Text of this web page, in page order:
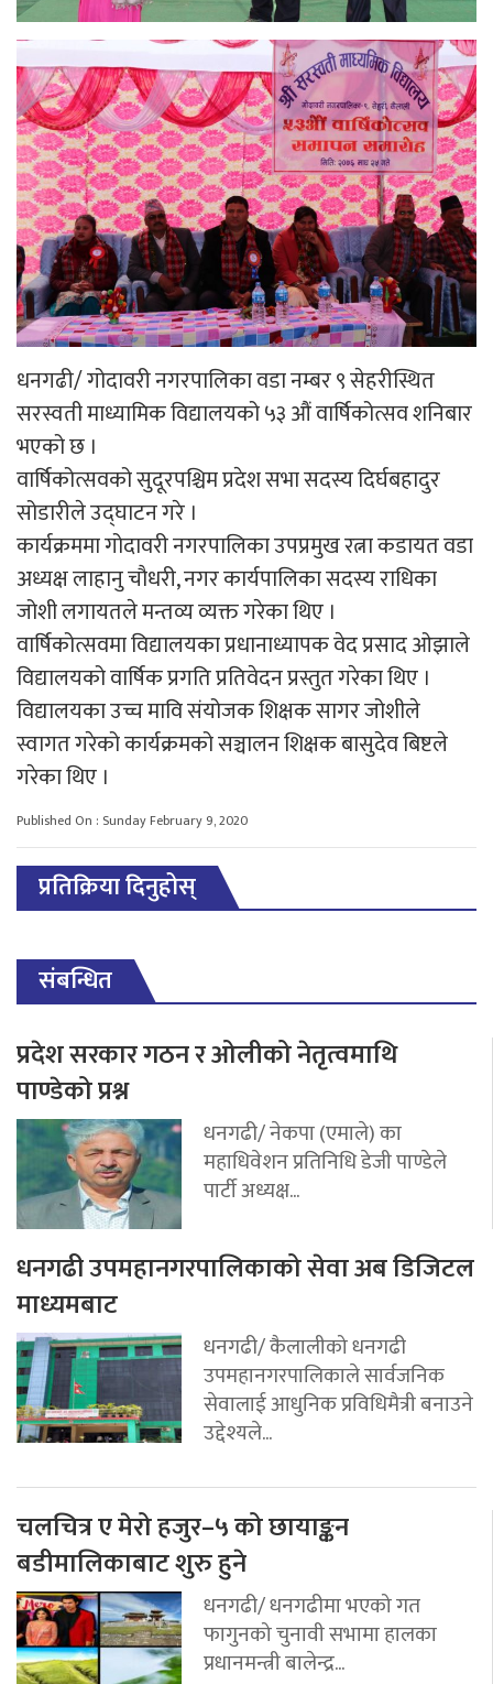
धनगढी/ गोदावरी नगरपालिका वडा नम्बर ९ सेहरीस्थित
सरस्वती माध्यामिक विद्यालयको ५३ औं वार्षिकोत्सव शनिबार
भएको छ ।
वार्षिकोत्सवको सुदूरपश्चिम प्रदेश सभा सदस्य दिर्घबहादुर
सोडारीले उद्घाटन गरे ।
कार्यक्रममा गोदावरी नगरपालिका उपप्रमुख रत्ना कडायत वडा
अध्यक्ष लाहानु चौधरी, नगर कार्यपालिका सदस्य राधिका
जोशी लगायतले मन्तव्य व्यक्त गरेका थिए ।
वार्षिकोत्सवमा विद्यालयका प्रधानाध्यापक वेद प्रसाद ओझाले
विद्यालयको वार्षिक प्रगति प्रतिवेदन प्रस्तुत गरेका थिए ।
विद्यालयका उच्च मावि संयोजक शिक्षक सागर जोशीले
स्वागत गरेको कार्यक्रमको सञ्चालन शिक्षक बासुदेव बिष्टले
गरेका थिए ।
Published On : Sunday February 9, 2020
प्रतिक्रिया दिनुहोस्
संबन्धित
प्रदेश सरकार गठन र ओलीको नेतृत्वमाथि
पाण्डेको प्रश्न
धनगढी/ नेकपा (एमाले) का
महाधिवेशन प्रतिनिधि डेजी पाण्डेले
पार्टी अध्यक्ष...
धनगढी उपमहानगरपालिकाको सेवा अब डिजिटल
माध्यमबाट
धनगढी/ कैलालीको धनगढी
उपमहानगरपालिकाले सार्वजनिक
सेवालाई आधुनिक प्रविधिमैत्री बनाउने
उद्देश्यले...
चलचित्र ए मेरो हजुर–५ को छायाङ्कन
बडीमालिकाबाट शुरु हुने
धनगढी/ धनगढीमा भएको गत
फागुनको चुनावी सभामा हालका
प्रधानमन्त्री बालेन्द्र...